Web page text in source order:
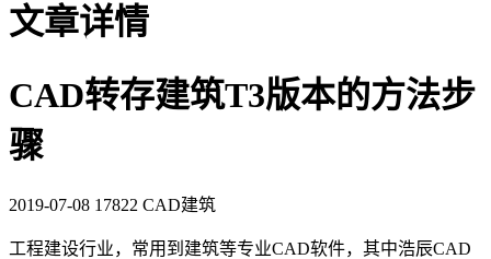
文章详情
CAD转存建筑T3版本的方法步
骤
2019-07-08 17822 CAD建筑
工程建设行业，常用到建筑等专业CAD软件，其中浩辰CAD